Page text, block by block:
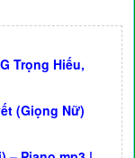
Trọng Hiếu,
(Giọng Nữ)